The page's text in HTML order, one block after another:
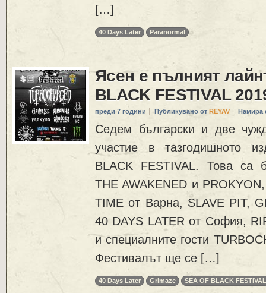
[…]
40 Days Later Paranormal
Ясен е пълният
BLACK FESTIVAL
преди 7 години Публикувано от REYAV Намира
Седем български и две
участие в тазгодишното
BLACK FESTIVAL. Това са
THE AWAKENED и
TIME от Варна, SLAVE PIT,
40 DAYS LATER от София,
и специалните гости
Фестивалът ще се […]
40 Days Later Grimaze SEA OF BLACK FESTIVAL